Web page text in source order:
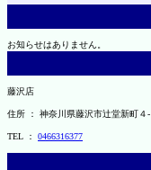
お知らせはありません。
藤沢店
住所 ： 神奈川県藤沢市辻堂新町４-
TEL ： 0466316377